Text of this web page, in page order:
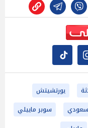
يورتشيتش
سوبر ماييلي